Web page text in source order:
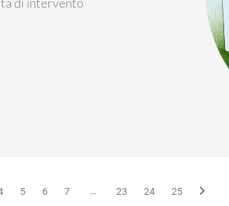
5 6 7 … 23 24 25